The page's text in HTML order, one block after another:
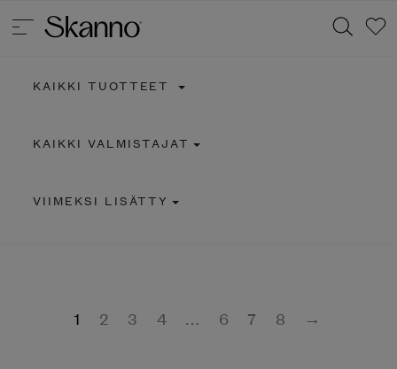
KAIKKI TUOTTEET
KAIKKI VALMISTAJAT
VIIMEKSI LISÄTTY
1 2 3 4 … 6 7 8 →